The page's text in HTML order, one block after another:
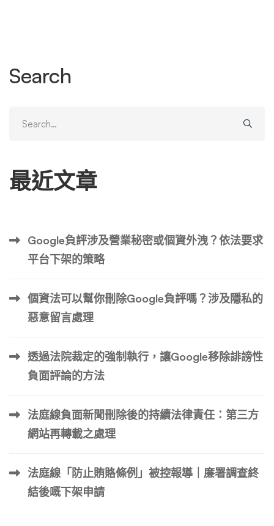
繫了Google，提出了證據，並聲稱該評論違反了谷歌針對
性：公開進行審核以維護客戶信任，並直接與 Google 合作
它在短時間內突然收到了大量負面評論。這些評論含糊其
辭，缺乏細節，並且似乎來自沒有其他評論歷史的帳戶。餐
它們是垃圾評論的模式。 該餐廳隨後向谷歌報告了這些評
論，強調了這些異常情況，並辯稱它們違反了谷歌針對垃圾
了他們的政策，並將其刪除。 然而，同樣重要的是要記
住，在 Google 確定評論不符合刪除條件的情況下，聲譽管
理公司可以提供有關如何刪除 Google 評論的專業知識。透
除線上評論。 案例研究 3：科技新創公司 – 打擊誹謗性內
容 一家位於舊金山的科技新創公司面臨嚴重的問題，一名
環境做出了虛假陳述。這些評論不僅損害了新創公司的聲
譽，也影響了其吸引新人才的能力。該公司首先嘗試聯繫該
前員工以友善解決此事，但未成功。因此，他們決定採取行
Search
for:
最近文章
Google負評涉及營業秘密或個資外洩？依法要求
平台下架的策略
個資法可以幫你刪除Google負評嗎？涉及隱私的
惡意留言處理
透過法院裁定的強制執行，讓Google移除誹謗性
負面評論的方法
法庭線負面新聞刪除後的持續法律責任：第三方
網站再轉載之處理
法庭線「防止賄賂條例」被控報導｜廉署調查終
結後嘅下架申請